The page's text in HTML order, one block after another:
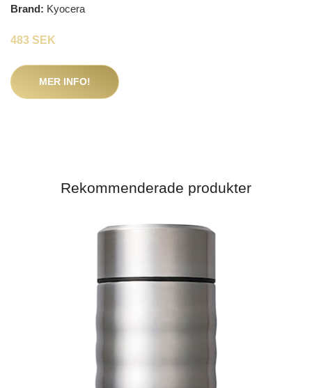
Brand: Kyocera
483 SEK
MER INFO!
Rekommenderade produkter